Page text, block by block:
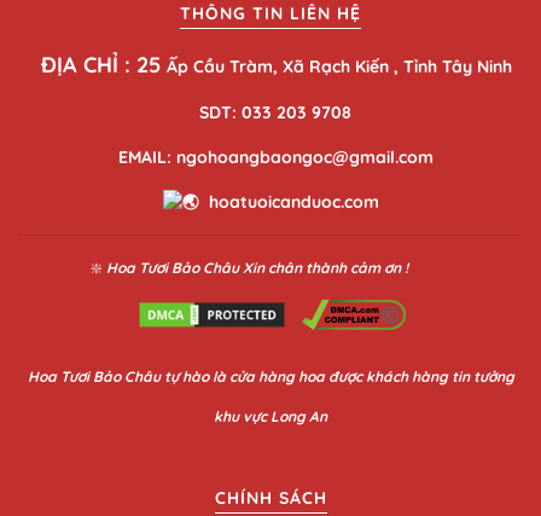
THÔNG TIN LIÊN HỆ
ĐỊA CHỈ : 25 Ấp Cầu Tràm, Xã Rạch Kiến , Tỉnh Tây Ninh
SDT: 033 203 9708
EMAIL: ngohoangbaongoc@gmail.com
hoatuoicanduoc.com
❇️ Hoa Tươi Bảo Châu Xin chân thành cảm ơn !
Hoa Tươi Bảo Châutự hào là cửa hàng hoa được khách hàng tin tưởng
khu vực Long An
CHÍNH SÁCH